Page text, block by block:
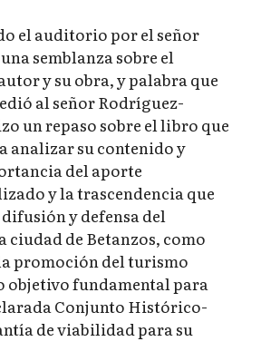
el auditorio por el señor
semblanza sobre el
y su obra, y palabra que
al señor Rodríguez-
un repaso sobre el libro que
analizar su contenido y
del aporte
y la trascendencia que
y defensa del
de Betanzos, como
promoción del turismo
objetivo fundamental para
Conjunto Histórico-
de viabilidad para su